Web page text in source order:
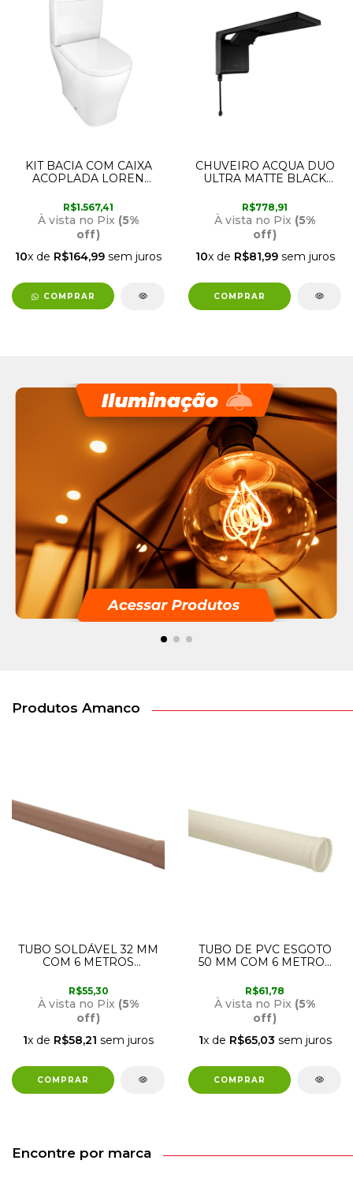
KIT BACIA COM CAIXA
ACOPLADA LOREN
R$1.567,41
À vista no Pix (5%
off)
10x de R$164,99 sem juros
COMPRAR
CHUVEIRO ACQUA DUO
ULTRA MATTE BLACK
LORENZETTI
R$778,91
À vista no Pix (5%
off)
10x de R$81,99sem juros
Produtos Amanco
TUBO SOLDÁVEL 32 MM
COM 6 METROS
R$55,30
À vista no Pix (5%
off)
1x de R$58,21 sem juros
TUBO DE PVC ESGOTO
50 MM COM 6 METROS
R$61,78
À vista no Pix (5%
off)
1x de R$65,03 sem juros
Encontre por marca